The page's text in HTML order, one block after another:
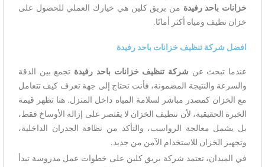
خزانات باحد رفيدة من بريق كلين هي خيارك العملي للحصول على
خزان نظيف ومياه أكثر أمانًا.
افضل شركة تنظيف خزانات باحد رفيدة
عندما تبحث عن شركة تنظيف خزانات باحد رفيدة تجمع بين الدقة
والسرعة والنتيجة المضمونة، فأنت تحتاج إلى جهة تعرف كيف تتعامل
مع الخزان كمصدر مباشر لسلامة المياه داخل المنزل. هنا تظهر قيمة
الخبرة الحقيقية، لأن تنظيف الخزان لا يقتصر على إزالة الأوساخ فقط،
بل يشمل معالجة الرواسب، والتأكد من نظافة الجدران الداخلية،
وتجهيز الخزان للاستخدام الآمن من جديد.
في الميدان، تعتمد شركة بريق كلين على خطوات عمل مدروسة تبدأ